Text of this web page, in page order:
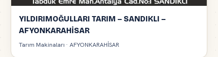
YILDIRIMOĞULLARI TARIM – SANDIKLI –
AFYONKARAHİSAR
Tarım Makinaları · AFYONKARAHİSAR